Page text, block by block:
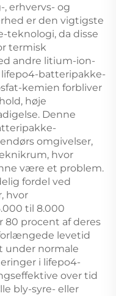
erhvervs- og
er den vigtigste
teknologi, da disse
termisk
andre litium-ion-
batteripakke-
kemien forbliver
høje
Denne
omgivelser,
hvor
være et problem.
fordel ved
hvor
til 8.000
80 procent af deres
levetid
under normale
i lifepo4-
over tid
bly-syre- eller